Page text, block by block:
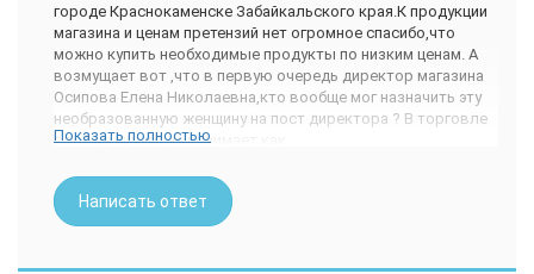
городе Краснокаменске Забайкальского края.К продукции
магазина и ценам претензий нет огромное спасибо,что
можно купить необходимые продукты по низким ценам. А
возмущает вот ,что в первую очередь директор магазина
Осипова Елена Николаевна,кто вообще мог назначить эту
необразованную женщину на пост директора ? В торговле
вообще ничего не понимает,как
руководитель ноль,все что было сделано для открытия
магазина так это благодаря товароведу и грузчику
которые вложили столько сил умения и знаний в этот
Показать полностью
Написать ответ